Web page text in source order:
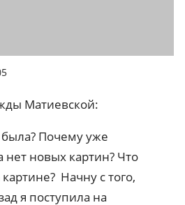
Матиевской:
Почему уже
нет новых картин? Что
Начну с того,
я поступила на